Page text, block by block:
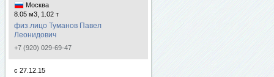
Москва
8.05 м3, 1.02 т
физ.лицо Туманов Павел
Леонидович
+7 (920) 029-69-47
с 27.12.15